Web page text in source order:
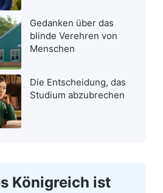
Gedanken über das
blinde Verehren von
Menschen
Die Entscheidung, das
Studium abzubrechen
Königreich ist